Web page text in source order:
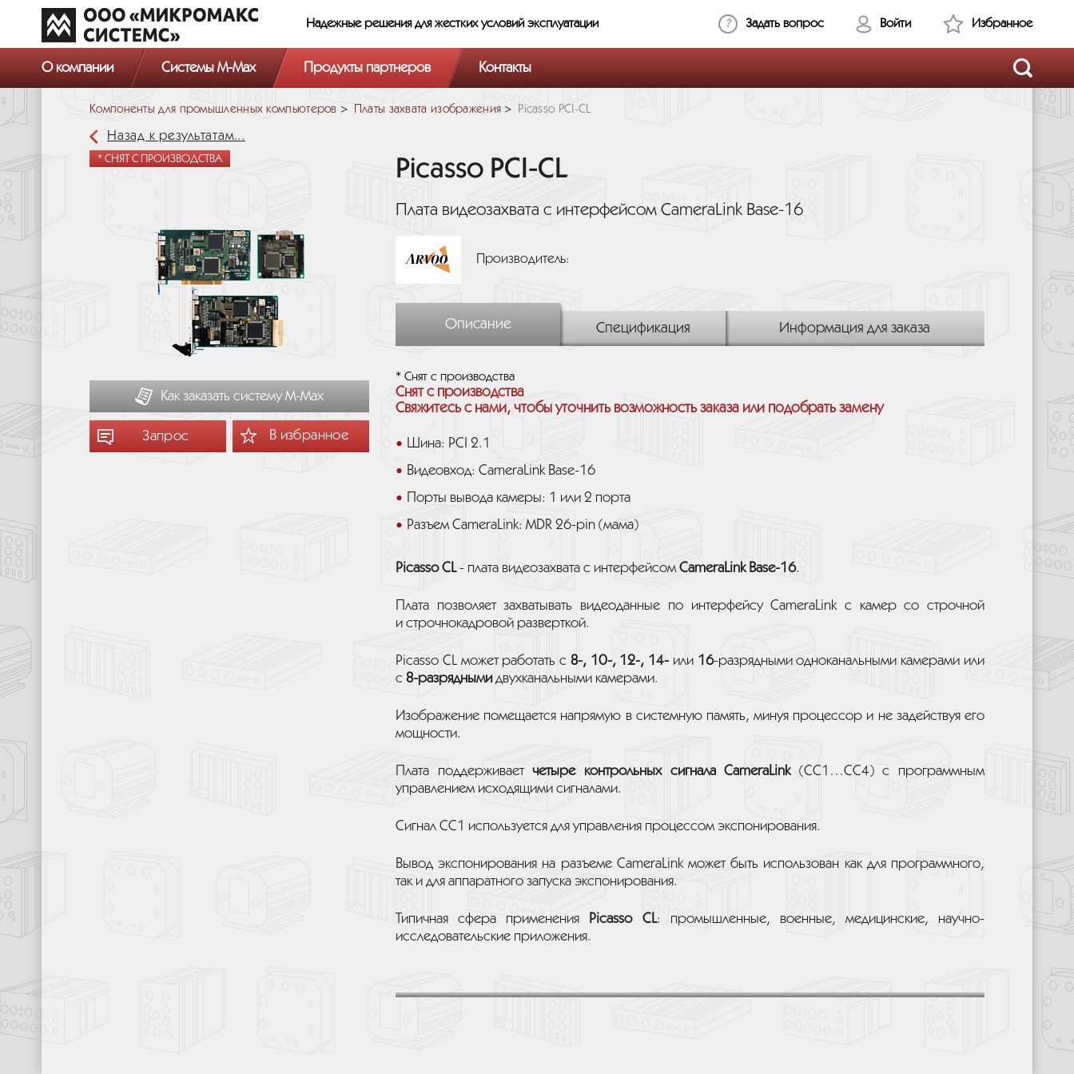
Надежные решения для жестких условий эксплуатации Задать вопрос Войти Избранное
О компании Системы M-Max Продукты партнеров Контакты
Компоненты для промышленных компьютеров Платы захвата изображения Picasso PCI-CL
Назад к результатам...
* СНЯТ С ПРОИЗВОДСТВА
Как заказать систему М-Мах
Запрос В избранное
Picasso PCI-CL
Плата видеозахвата с интерфейсом CameraLink Base-16
Производитель:
Описание Спецификация Информация для заказа
* Снят с производства
Снят с производства
Свяжитесь с нами, чтобы уточнить возможность заказа или подобрать замену
Шина: PCI 2.1
Видеовход: CameraLink Base-16
Порты вывода камеры: 1 или 2 порта
Разъем CameraLink: MDR 26-pin (мама)
Picasso CL- плата видеозахвата с интерфейсом CameraLink Base-16.
Плата позволяет захватывать видеоданные по интерфейсу CameraLink с камер со строчной
и строчнокадровой разверткой.
Picasso CL может работать с 8-, 10-, 12-, 14- или16-разрядными одноканальными камерами или
с 8-разряднымидвухканальными камерами.
Изображение помещается напрямую в системную память, минуя процессор и не задействуя его
мощности.
Плата поддерживаетчетыре контрольных сигнала CameraLink(CC1…CC4) с программным
управлением исходящими сигналами.
Сигнал СС1 используется для управления процессом экспонирования.
Вывод экспонирования на разъеме CameraLink может быть использован как для программного,
так и для аппаратного запуска экспонирования.
Типичная сфера применения Picasso CL: промышленные, военные, медицинские, научно-
исследовательские приложения.